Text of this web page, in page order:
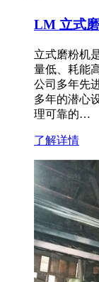
LM 立式
立式磨粉机
量低、耗能
公司多年先
多年的潜心
理可靠的…
了解详情